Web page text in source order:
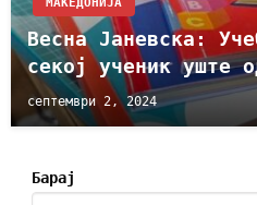
Весна Јаневска:
секој ученик уште
септември 2, 2024
Барај